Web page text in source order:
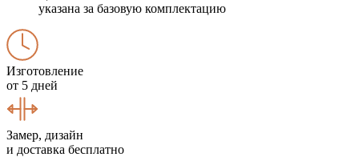
указана за базовую комплектацию
Изготовление
от 5 дней
Замер, дизайн
и доставка бесплатно